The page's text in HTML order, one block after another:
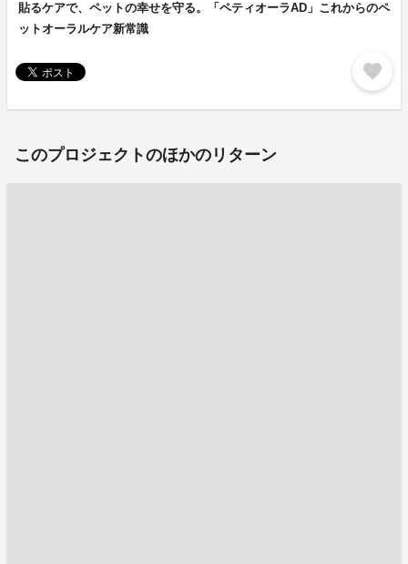
貼るケアで、ペットの幸せを守る。「ペティオーラAD」これからのペ
ットオーラルケア新常識
favorite
このプロジェクトのほかのリターン